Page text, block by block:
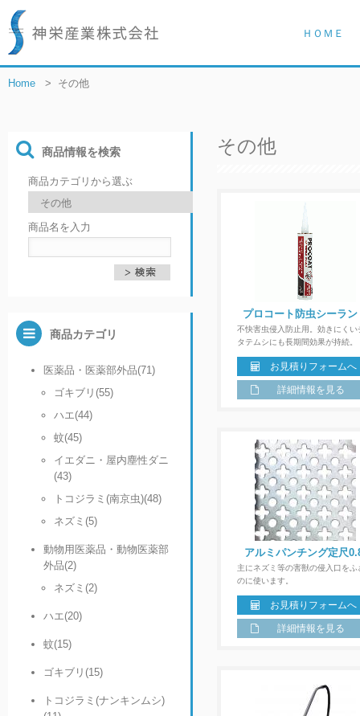
ＨＯＭＥ
Home > その他
商品情報を検索
商品カテゴリから選ぶ
商品名を入力
商品カテゴリ
医薬品・医薬部外品(71)
ゴキブリ(55)
ハエ(44)
蚊(45)
イエダニ・屋内塵性ダニ
(43)
トコジラミ(南京虫)(48)
ネズミ(5)
動物用医薬品・動物医薬部
外品(2)
ネズミ(2)
ハエ(20)
蚊(15)
ゴキブリ(15)
トコジラミ(ナンキンムシ)
その他
プロコート防虫シーラン
不快害虫侵入防止用。効きにくい
タテムシにも長期間効果が持続。
お見積りフォームへ
詳細情報を見る
アルミパンチング定尺
主にネズミ等の害獣の侵入口をふ
のに使います。
お見積りフォームへ
詳細情報を見る